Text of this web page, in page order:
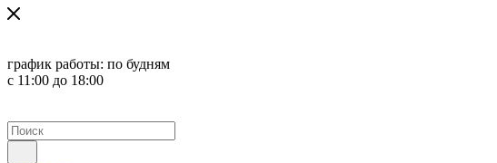
график работы: по будням
с 11:00 до 18:00